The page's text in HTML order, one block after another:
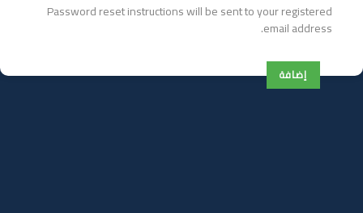
Password reset instructions will be sent to your registered
email address.